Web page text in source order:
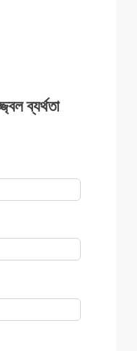
ব্যর্থতা